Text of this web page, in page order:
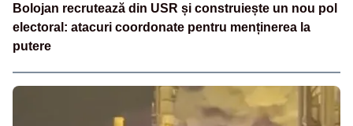
Bolojan recrutează din USR și construiește un nou pol
electoral: atacuri coordonate pentru menținerea la
putere